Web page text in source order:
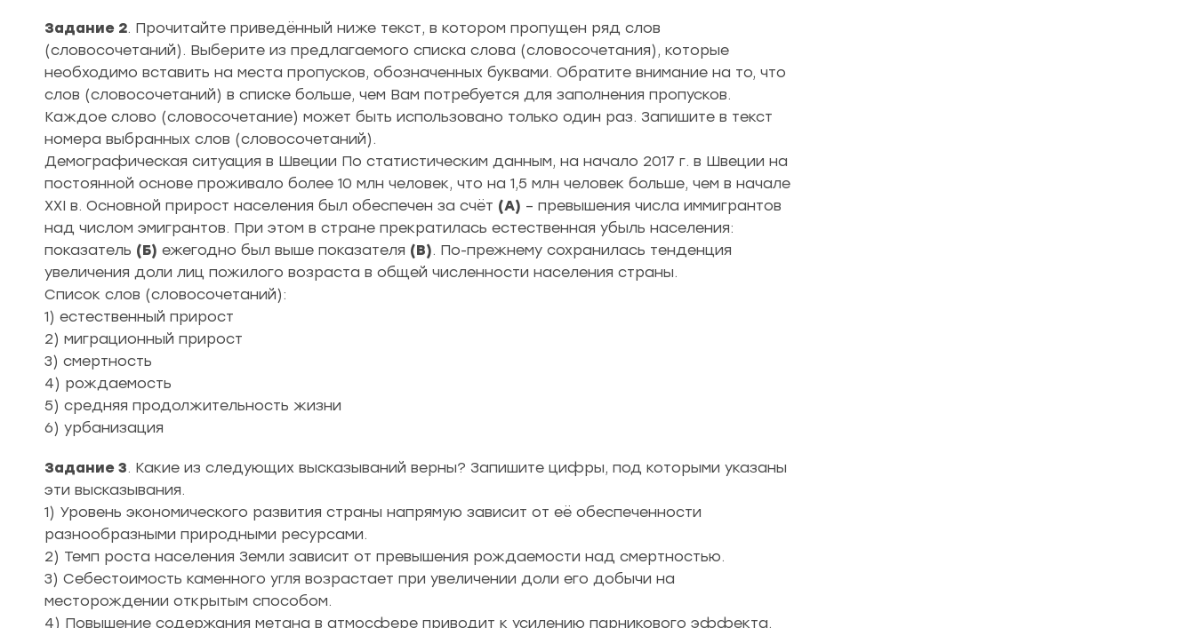
Задание 2. Прочитайте приведённый ниже текст, в котором пропущен ряд слов
(словосочетаний). Выберите из предлагаемого списка слова (словосочетания), которые
необходимо вставить на места пропусков, обозначенных буквами. Обратите внимание на то, что
слов (словосочетаний) в списке больше, чем Вам потребуется для заполнения пропусков.
Каждое слово (словосочетание) может быть использовано только один раз. Запишите в текст
номера выбранных слов (словосочетаний).
Демографическая ситуация в Швеции По статистическим данным, на начало 2017 г. в Швеции на
постоянной основе проживало более 10 млн человек, что на 1,5 млн человек больше, чем в начале
XXI в. Основной прирост населения был обеспечен за счёт (А) – превышения числа иммигрантов
над числом эмигрантов. При этом в стране прекратилась естественная убыль населения:
показатель (Б) ежегодно был выше показателя (В). По-прежнему сохранилась тенденция
увеличения доли лиц пожилого возраста в общей численности населения страны.
Список слов (словосочетаний):
1) естественный прирост
2) миграционный прирост
3) смертность
4) рождаемость
5) средняя продолжительность жизни
6) урбанизация
Задание 3. Какие из следующих высказываний верны? Запишите цифры, под которыми указаны
эти высказывания.
1) Уровень экономического развития страны напрямую зависит от её обеспеченности
разнообразными природными ресурсами.
2) Темп роста населения Земли зависит от превышения рождаемости над смертностью.
3) Себестоимость каменного угля возрастает при увеличении доли его добычи на
месторождении открытым способом.
4) Повышение содержания метана в атмосфере приводит к усилению парникового эффекта.